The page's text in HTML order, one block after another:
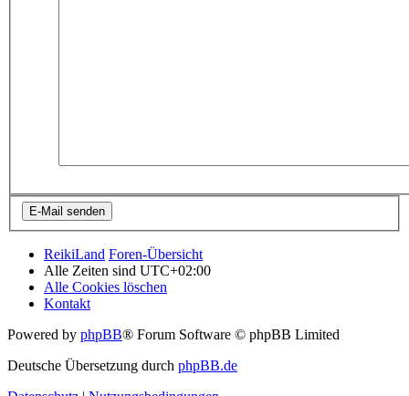
ReikiLand Foren-Übersicht
Alle Zeiten sind UTC+02:00
Alle Cookies löschen
Kontakt
Powered by phpBB® Forum Software © phpBB Limited
Deutsche Übersetzung durch phpBB.de